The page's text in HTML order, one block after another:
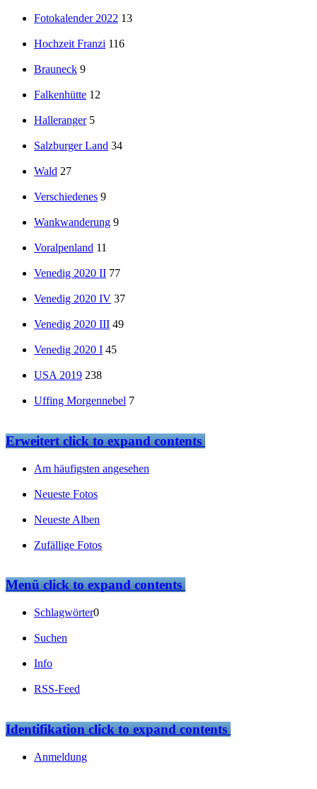
Fotokalender 2022 13
Hochzeit Franzi 116
Brauneck 9
Falkenhütte 12
Halleranger 5
Salzburger Land 34
Wald 27
Verschiedenes 9
Wankwanderung 9
Voralpenland 11
Venedig 2020 II 77
Venedig 2020 IV 37
Venedig 2020 III 49
Venedig 2020 I 45
USA 2019 238
Uffing Morgennebel 7
Erweitertclick to expand contents
Am häufigsten angesehen
Neueste Fotos
Neueste Alben
Zufällige Fotos
Menüclick to expand contents
Schlagwörter0
Suchen
Info
RSS-Feed
Identifikationclick to expand contents
Anmeldung